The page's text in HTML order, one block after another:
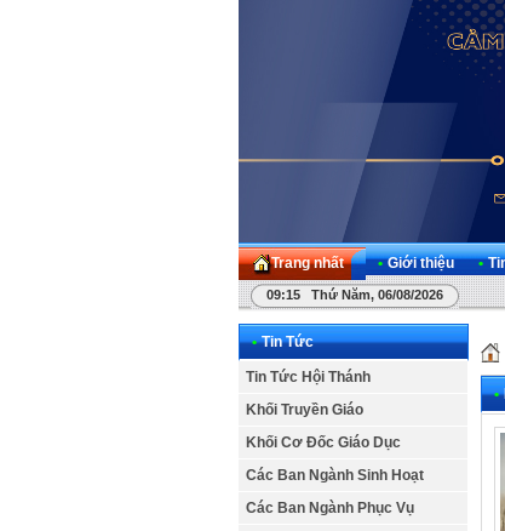
Trang nhất • Giới thiệu •
09:15 Thứ Năm, 06/08/2026
• Tin Tức
Tin Tức Hội Thánh
Khối Truyền Giáo
Khối Cơ Đốc Giáo Dục
Các Ban Ngành Sinh Hoạt
Các Ban Ngành Phục Vụ
•